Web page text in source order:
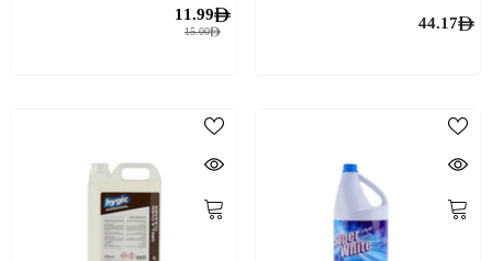
44.17
15.00
11.99